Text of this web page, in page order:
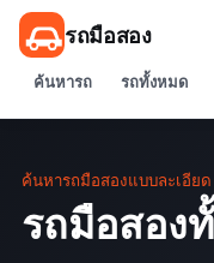
รถมือสอง
ค้นหารถ รถทั้งหมด
ค้นหารถมือสองแบบละเอียด
รถมือสอง